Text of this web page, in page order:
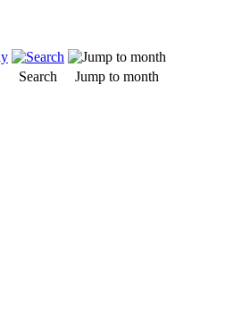
Search
Jump to month